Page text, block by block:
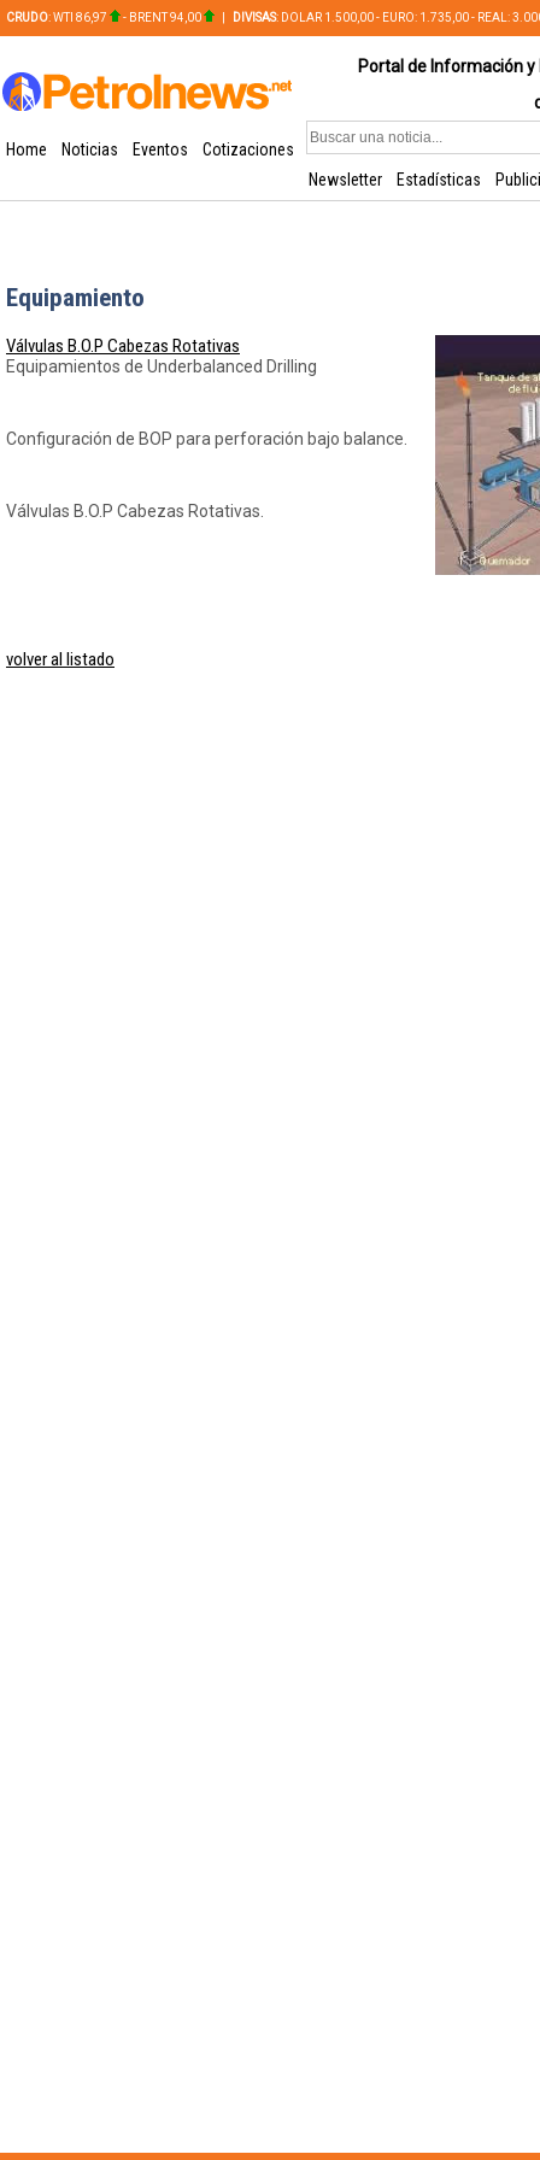
CRUDO: WTI 86,97 - BRENT 94,00 DIVISAS: DOLAR 1.500,00 - EURO: 1.735,00 - REAL:
Portal de Información
Home Noticias Eventos
Cotizaciones
Newsletter
Estadísticas
Equipamiento
Válvulas B.O.P Cabezas Rotativas
Equipamientos de Underbalanced Drilling
Configuración de BOP para perforación bajo balance.
Válvulas B.O.P Cabezas Rotativas.
volver al listado